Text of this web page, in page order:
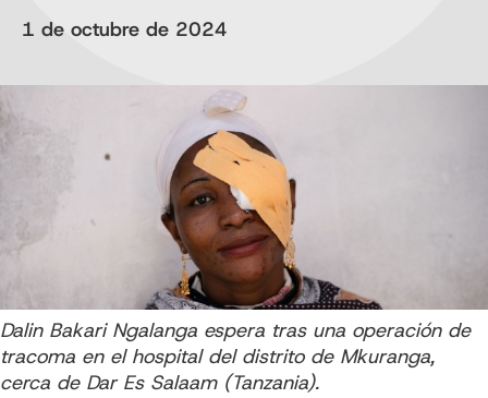
1 de octubre de 2024
Dalin Bakari Ngalanga espera tras una operación de
tracoma en el hospital del distrito de Mkuranga,
cerca de Dar Es Salaam (Tanzania).